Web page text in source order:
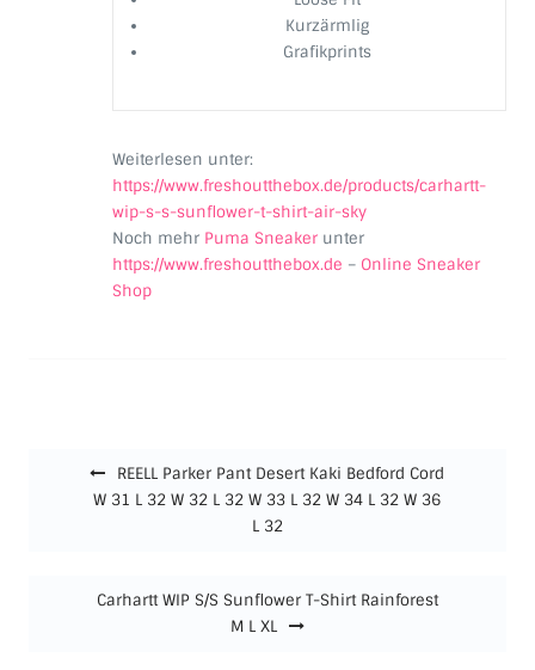
Kurzärmlig
Grafikprints
Weiterlesen unter:
https://www.freshoutthebox.de/products/carhartt-
wip-s-s-sunflower-t-shirt-air-sky
Noch mehr Puma Sneakerunter
https://www.freshoutthebox.de – Online Sneaker
Shop
REELL Parker Pant Desert Kaki Bedford Cord
W 31 L 32 W 32 L 32 W 33 L 32 W 34 L 32 W 36
L 32
Carhartt WIP S/S Sunflower T-Shirt Rainforest
M L XL